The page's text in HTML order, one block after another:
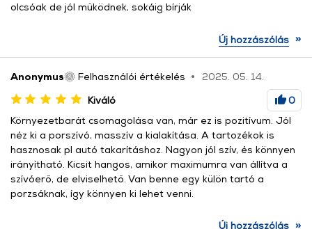
olcsóak de jól működnek, sokáig bírják
Új hozzászólás »
Anonymus Felhasználói értékelés
2025. 05. 14.
Kiváló
0
Környezetbarát csomagolása van, már ez is pozitívum. Jól
néz ki a porszívó, masszív a kialakítása. A tartozékok is
hasznosak pl autó takarításhoz. Nagyon jól szív, és könnyen
irányítható. Kicsit hangos, amikor maximumra van állítva a
szívóerő, de elviselhető. Van benne egy külön tartó a
porzsáknak, így könnyen ki lehet venni.
Új hozzászólás »